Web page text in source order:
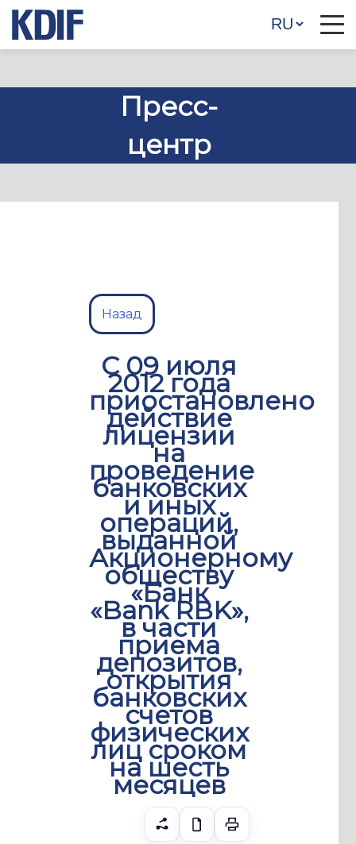
Пресс-
центр
Назад
С 09 июля
2012 года
приостановлено
действие
лицензии
на
проведение
банковских
и иных
операций,
выданной
Акционерному
обществу
«Банк
«Bank RBK»,
в части
приема
депозитов,
открытия
банковских
счетов
физических
лиц сроком
на шесть
месяцев